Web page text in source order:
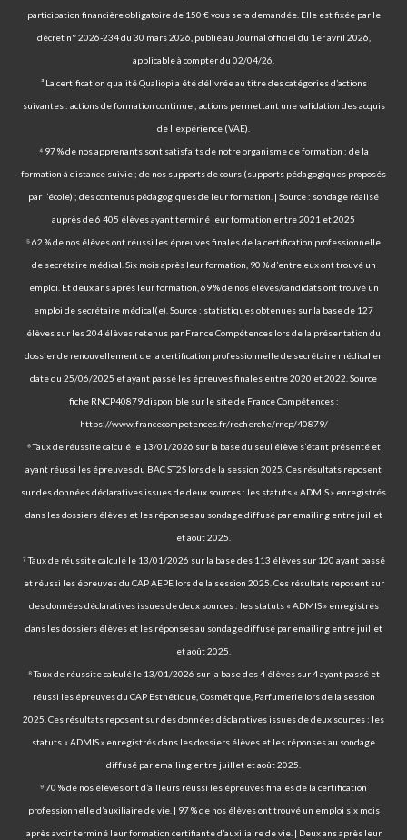
participation financière obligatoire de 150 € vous sera demandée. Elle est fixée par le
décret n° 2026-234 du 30 mars 2026, publié au Journal officiel du 1er avril 2026,
applicable à compter du 02/04/26.
³ La certification qualité Qualiopi a été délivrée au titre des catégories d’actions
suivantes : actions de formation continue ; actions permettant une validation des acquis
de l'expérience (VAE).
⁴ 97 % de nos apprenants sont satisfaits de notre organisme de formation ; de la
formation à distance suivie ; de nos supports de cours (supports pédagogiques proposés
par l’école) ; des contenus pédagogiques de leur formation. | Source : sondage réalisé
auprès de 6 405 élèves ayant terminé leur formation entre 2021 et 2025
⁵ 62 % de nos élèves ont réussi les épreuves finales de la certification professionnelle
de secrétaire médical. Six mois après leur formation, 90 % d’entre eux ont trouvé un
emploi. Et deux ans après leur formation, 69 % de nos élèves/candidats ont trouvé un
emploi de secrétaire médical(e). Source : statistiques obtenues sur la base de 127
élèves sur les 204 élèves retenus par France Compétences lors de la présentation du
dossier de renouvellement de la certification professionnelle de secrétaire médical en
date du 25/06/2025 et ayant passé les épreuves finales entre 2020 et 2022. Source
fiche RNCP40879 disponible sur le site de France Compétences :
https://www.francecompetences.fr/recherche/rncp/40879/
⁶ Taux de réussite calculé le 13/01/2026 sur la base du seul élève s’étant présenté et
ayant réussi les épreuves du BAC ST2S lors de la session 2025. Ces résultats reposent
sur des données déclaratives issues de deux sources : les statuts « ADMIS » enregistrés
dans les dossiers élèves et les réponses au sondage diffusé par emailing entre juillet
et août 2025.
⁷ Taux de réussite calculé le 13/01/2026 sur la base des 113 élèves sur 120 ayant passé
et réussi les épreuves du CAP AEPE lors de la session 2025. Ces résultats reposent sur
des données déclaratives issues de deux sources : les statuts « ADMIS » enregistrés
dans les dossiers élèves et les réponses au sondage diffusé par emailing entre juillet
et août 2025.
⁸ Taux de réussite calculé le 13/01/2026 sur la base des 4 élèves sur 4 ayant passé et
réussi les épreuves du CAP Esthétique, Cosmétique, Parfumerie lors de la session
2025. Ces résultats reposent sur des données déclaratives issues de deux sources : les
statuts « ADMIS » enregistrés dans les dossiers élèves et les réponses au sondage
diffusé par emailing entre juillet et août 2025.
⁹ 70 % de nos élèves ont d’ailleurs réussi les épreuves finales de la certification
professionnelle d’auxiliaire de vie. | 97 % de nos élèves ont trouvé un emploi six mois
après avoir terminé leur formation certifiante d’auxiliaire de vie. | Deux ans après leur